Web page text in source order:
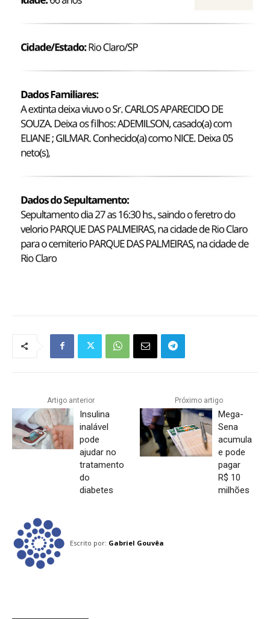
Artigo anterior
Insulina
inalável
pode
ajudar no
tratamento
do
diabetes
Próximo artigo
Mega-
Sena
acumula
e pode
pagar
R$ 10
milhões
Escrito por: Gabriel Gouvêa